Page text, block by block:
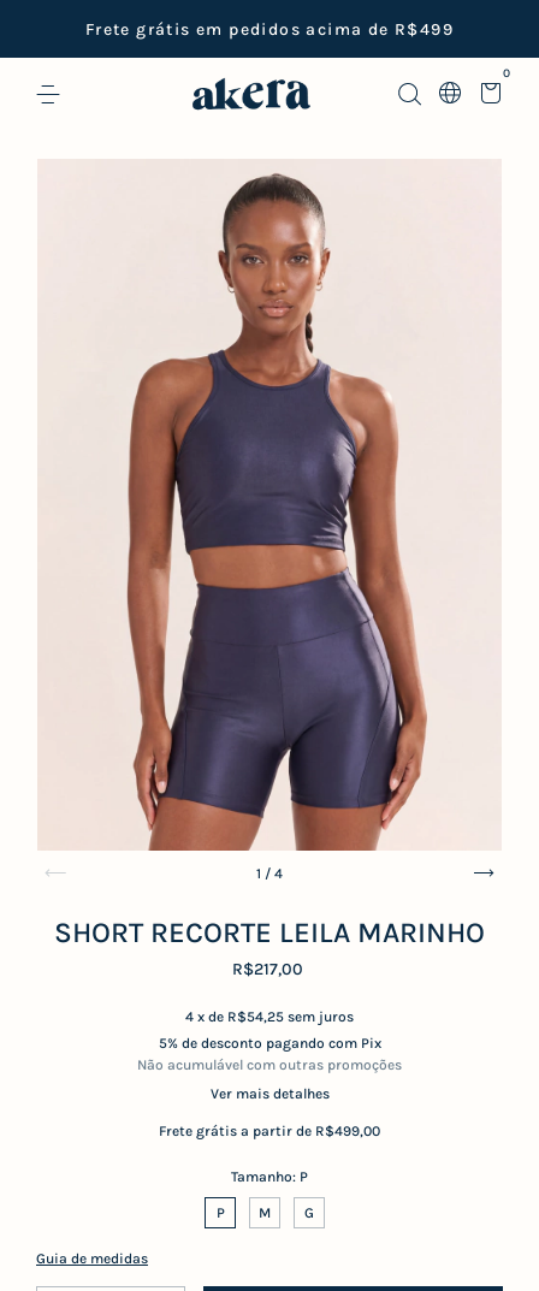
Frete grátis em pedidos acima de R$499
0
1 / 4
SHORT RECORTE LEILA MARINHO
R$217,00
4 x de R$54,25 sem juros
5% de desconto pagando com Pix
Não acumulável com outras promoções
Ver mais detalhes
Frete grátis a partir de R$499,00
Tamanho: P
P M G
Guia de medidas